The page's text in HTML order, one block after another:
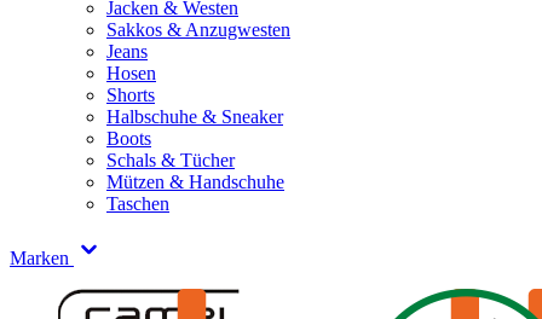
Jacken & Westen
Sakkos & Anzugwesten
Jeans
Hosen
Shorts
Halbschuhe & Sneaker
Boots
Schals & Tücher
Mützen & Handschuhe
Taschen
Marken